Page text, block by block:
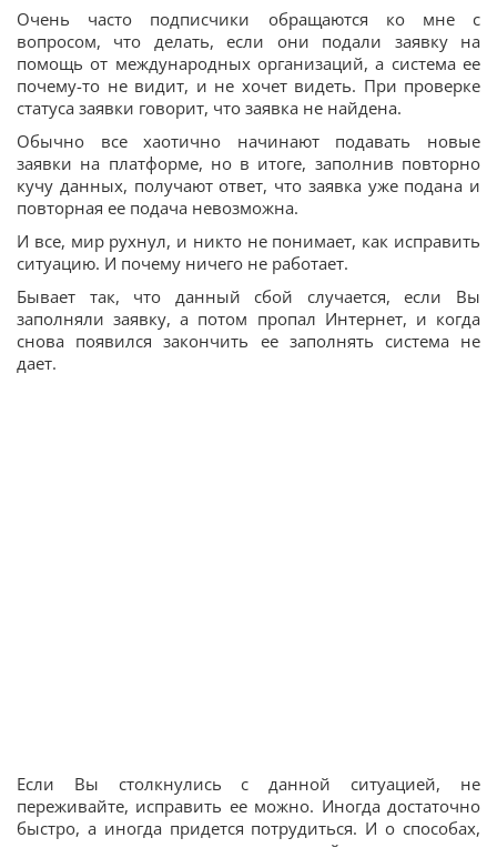
Очень часто подписчики обращаются ко мне с
вопросом, что делать, если они подали заявку на
помощь от международных организаций, а система ее
почему-то не видит, и не хочет видеть. При проверке
статуса заявки говорит, что заявка не найдена.
Обычно все хаотично начинают подавать новые
заявки на платформе, но в итоге, заполнив повторно
кучу данных, получают ответ, что заявка уже подана и
повторная ее подача невозможна.
И все, мир рухнул, и никто не понимает, как исправить
ситуацию. И почему ничего не работает.
Бывает так, что данный сбой случается, если Вы
заполняли заявку, а потом пропал Интернет, и когда
снова появился закончить ее заполнять система не
дает.
Если Вы столкнулись с данной ситуацией, не
переживайте, исправить ее можно. Иногда достаточно
быстро, а иногда придется потрудиться. И о способах,